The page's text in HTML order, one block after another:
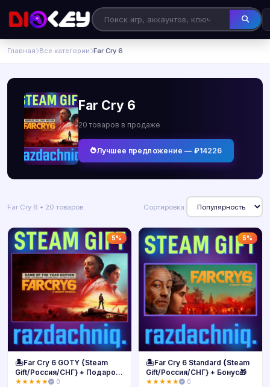
Главная Все категории Far Cry 6
Far Cry 6
20 товаров в продаже
Лучшее предложение — ₽14226
Far Cry 6 • 20 товаров Сортировка:
5%
🏝️Far Cry 6 GOTY {Steam
Gift/Россия/СНГ} + Подарок
🎁
★★★★★ 0
5%
🏝️Far Cry 6 Standard {Steam
Gift/Россия/СНГ} + Бонус🎁
★★★★★ 0